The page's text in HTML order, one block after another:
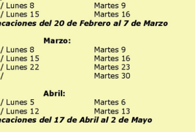
le calendrier ICI 13/